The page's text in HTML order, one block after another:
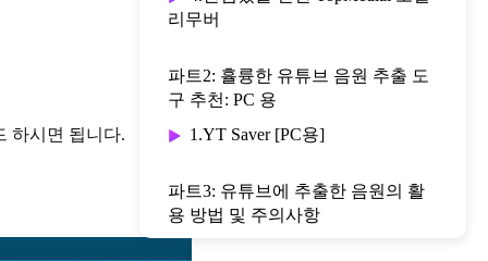
리무버
파트2: 휼륭한 유튜브 음원 추출 도
구 추천: PC 용
1.YT Saver [PC용]
파트3: 유튜브에 추출한 음원의 활
용 방법 및 주의사항
하시면 됩니다.